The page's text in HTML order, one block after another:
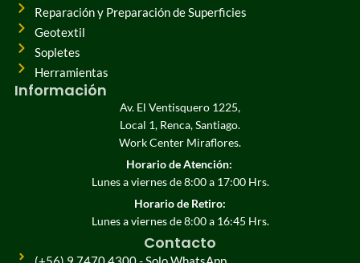
Información
Av. El Ventisquero 1225,
Local 1, Renca, Santiago.
Work Center Miraflores.
Horario de Atención:
Lunes a viernes de 8:00 a 17:00 Hrs.
Horario de Retiro:
Lunes a viernes de 8:00 a 16:45 Hrs.
Reparación y Preparación de Superficies
Geotextil
Sopletes
Herramientas
Contacto